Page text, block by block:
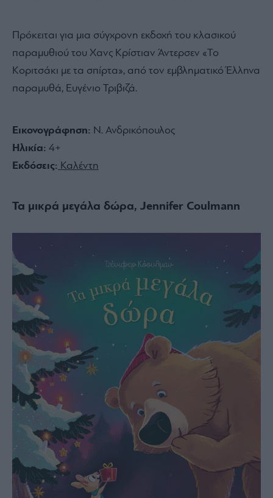
Πρόκειται για μια σύγχρονη εκδοχή του κλασικού
παραμυθιού του Χανς Κρίστιαν Άντερσεν «Το
Κοριτσάκι με τα σπίρτα», από τον εμβληματικό Έλληνα
παραμυθά, Ευγένιο Τριβιζά.
Εικονογράφηση: Ν. Ανδρικόπουλος
Ηλικία: 4+
Εκδόσεις: Καλέντη
Τα μικρά μεγάλα δώρα, Jennifer Coulmann